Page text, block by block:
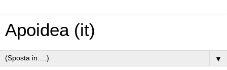
Apoidea (it)
▼